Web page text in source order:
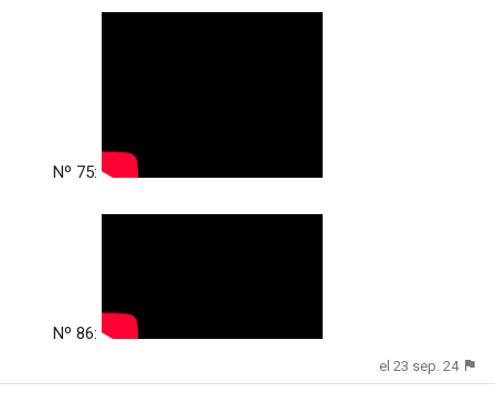
Nº 75:
Nº 86:
el 23 sep. 24